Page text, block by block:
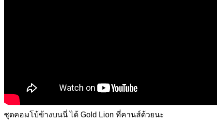
ชุดคอมโบ้ข้างบนนี่ ได้ Gold Lion ที่คานส์ด้วยนะ